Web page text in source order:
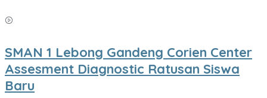
SMAN 1 Lebong Gandeng Corien Center
Assesment Diagnostic Ratusan Siswa
Baru